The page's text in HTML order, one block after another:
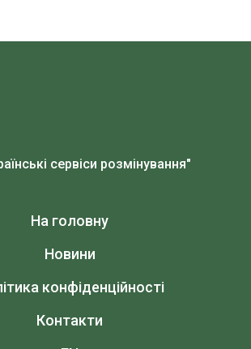
сервіси розмінування"
На головну
Новини
конфіденційності
Контакти